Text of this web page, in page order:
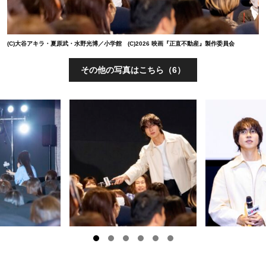
(C)大谷アキラ・夏原武・水野光博／小学館 (C)2026 映画『正直不動産』製作委員会
その他の写真はこちら（6）